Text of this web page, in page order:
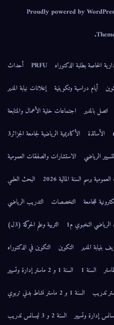
Proudly powered by
.
الخاصة بطلبة الدكتوراه PRFU
أحداث
أيام دراسية وتكوينية
إعلانات نيابة المدير
اتصل بالمدير
اجتماعات خلية الأعمال والمتابعة
الأساتذة
الأكاديمية الرياضية لجامعة الجزائر3
الرياضي
الاستشارات والصفقات العمومية
برسم السنة المالية 2026
البحث العلمي
للجامعة
التخصصات
التدريب الرياضي
الرياضي النخبوي م1
التربية وعلم الحركة (3ل)
بنيابة المدير التكوين
التكوين في الدكتوراه
السنة 1
السنة 1 و 2 ماستر إدارة وتسيير
السنة 1 و 2 ماستر نشاط بدني تربوي
السنة 2 و 3 ليسانس تدريب